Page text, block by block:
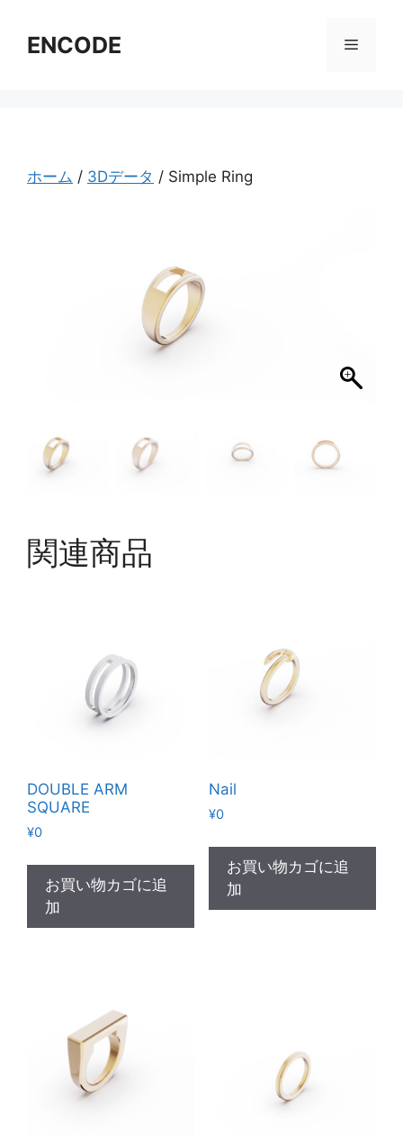
ENCODE メ
ホーム / 3Dデータ / Simple Ring
関連商品
DOUBLE ARM
SQUARE
¥0
お買い物カゴに追
加
Nail
¥0
お買い物カゴに追
加